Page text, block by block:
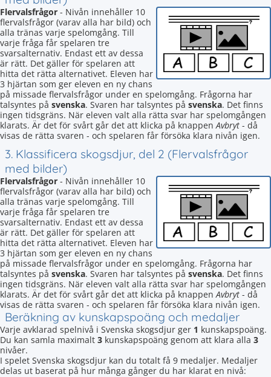
Flervalsfrågor - Nivån innehåller 10
flervalsfrågor (varav alla har bild) och
alla tränas varje spelomgång. Till
varje fråga får spelaren tre
svarsalternativ. Endast ett av dessa
är rätt. Det gäller för spelaren att
hitta det rätta alternativet. Eleven har
3 hjärtan som ger eleven en ny chans
på missade flervalsfrågor under en spelomgång. Frågorna har
talsyntes på svenska. Svaren har talsyntes på svenska. Det finns
ingen tidsgräns. När eleven valt alla rätta svar har spelomgången
klarats. Är det för svårt går det att klicka på knappenAvbryt - då
visas de rätta svaren - och spelaren får försöka klara nivån igen.
3. Klassificera skogsdjur, del 2 (Flervalsfrågor
med bilder)
Flervalsfrågor - Nivån innehåller 10
flervalsfrågor (varav alla har bild) och
alla tränas varje spelomgång. Till
varje fråga får spelaren tre
svarsalternativ. Endast ett av dessa
är rätt. Det gäller för spelaren att
hitta det rätta alternativet. Eleven har
3 hjärtan som ger eleven en ny chans
på missade flervalsfrågor under en spelomgång. Frågorna har
talsyntes på svenska. Svaren har talsyntes på svenska. Det finns
ingen tidsgräns. När eleven valt alla rätta svar har spelomgången
klarats. Är det för svårt går det att klicka på knappenAvbryt - då
visas de rätta svaren - och spelaren får försöka klara nivån igen.
Beräkning av kunskapspoäng och medaljer
Varje avklarad spelnivå i Svenska skogsdjur ger 1 kunskapspoäng.
Du kan samla maximalt 3 kunskapspoäng genom att klara alla 3
nivåer.
I spelet Svenska skogsdjur kan du totalt få 9 medaljer. Medaljer
delas ut baserat på hur många gånger du har klarat en nivå: